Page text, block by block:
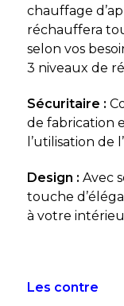
chauffage
réchauffera
selon vos
3 niveaux de
Sécuritaire :
de fabrication
l’utilisation de
Design : Avec
touche
à votre
Les contre